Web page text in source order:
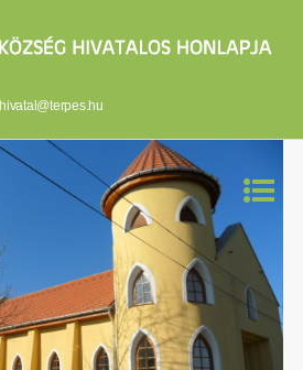
hivatal@terpes.hu